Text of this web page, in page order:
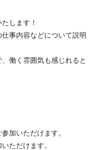
します！
事内容などについて説明
働く雰囲気も感じれると
加いただけます。
ただけます。